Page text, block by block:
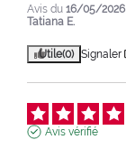
Avis du 16/05/2026
Tatiana E.
Utile(0) Signaler
Avis vérifié